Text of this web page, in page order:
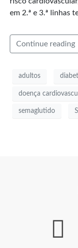
em 2.ª e 3.ª linhas
Continue reading
adultos
doença
semaglutido